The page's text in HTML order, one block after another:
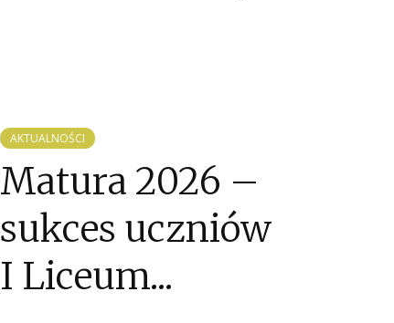
AKTUALNOŚCI
Matura 2026 –
sukces uczniów
I Liceum...